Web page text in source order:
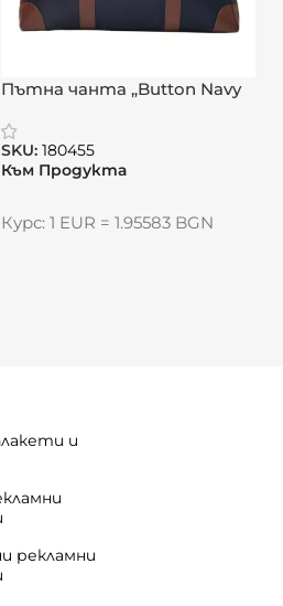
Пътна чанта „Button Navy
SKU:180455
Към Продукта
Курс: 1 EUR = 1.95583 BGN
и
рекламни